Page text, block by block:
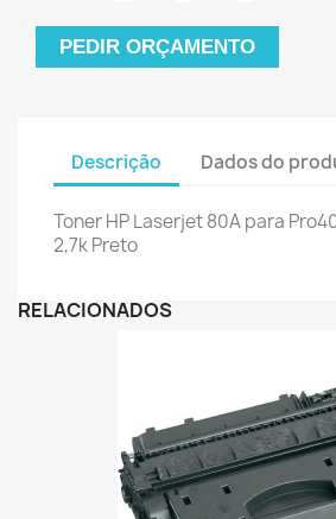
PEDIR ORÇAMENTO
Descrição Dados do
Toner HP Laserjet 80A para
2,7k Preto
RELACIONADOS